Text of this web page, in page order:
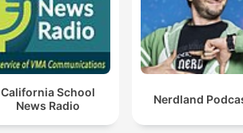
California School
News Radio
Nerdland